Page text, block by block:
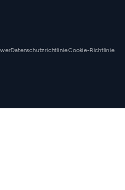
DatenschutzrichtlinieCookie-Richtlinie